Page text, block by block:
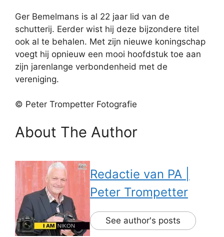
Ger Bemelmans is al 22 jaar lid van de
schutterij. Eerder wist hij deze bijzondere titel
ook al te behalen. Met zijn nieuwe koningschap
voegt hij opnieuw een mooi hoofdstuk toe aan
zijn jarenlange verbondenheid met de
vereniging.
© Peter Trompetter Fotografie
About The Author
Redactie van PA |
Peter Trompetter
See author's posts